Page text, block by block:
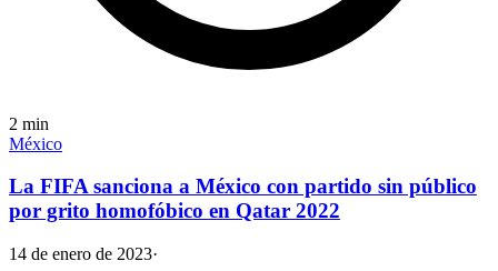
2 min
México
La FIFA sanciona a México con partido sin público
por grito homofóbico en Qatar 2022
14 de enero de 2023·